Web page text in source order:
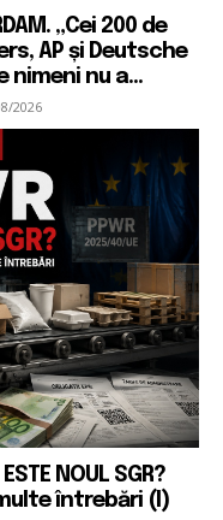
„Cei 200 de
AP și Deutsche
nimeni nu a...
2026
NOUL SGR?
întrebări (I)